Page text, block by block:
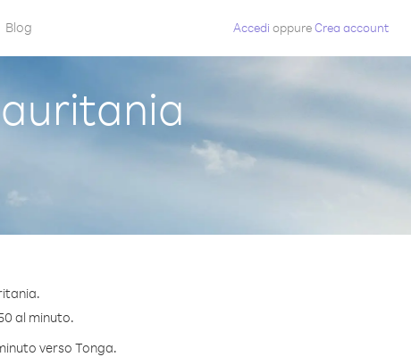
Blog Accedi oppureCrea account
al minuto.
verso Tonga.